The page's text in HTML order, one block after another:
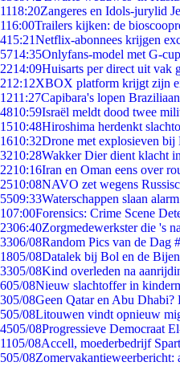
1118:20Zangeres en Idols-jurylid
116:00Trailers kijken: de
415:21Netflix-abonnees krijgen
5714:35Onlyfans-model met G-
2214:09Huisarts per direct uit vak
212:12XBOX platform krijgt zijn
1211:27Capibara's lopen
4810:59Israël meldt dood twee
1510:48Hiroshima herdenkt
1610:32Drone met explosieven
3210:28Wakker Dier dient klacht
2210:16Iran en Oman eens over
2510:08NAVO zet wegens
5509:33Waterschappen slaan
107:00Forensics: Crime Scene
2306:40Zorgmedewerkster die 's
3306/08Random Pics van de Dag
1805/08Datalek bij Bol en de
3305/08Kind overleden na
605/08Nieuw slachtoffer in
305/08Geen Qatar en Abu
505/08Litouwen vindt opnieuw
4505/08Progressieve Democraat
1105/08Accell, moederbedrijf
505/08Zomervakantieweerbericht: